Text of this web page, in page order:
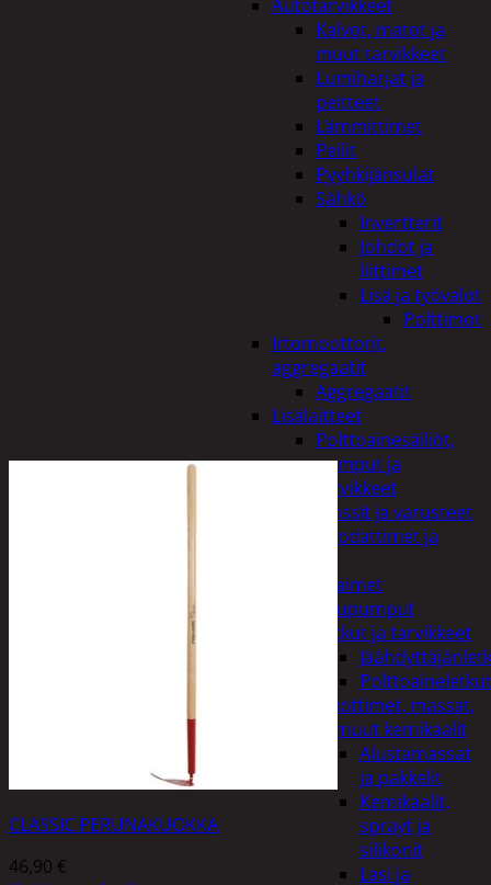
Autotarvikkeet
Kalvot, matot ja
muut tarvikkeet
Lumiharjat ja
peitteet
Lämmittimet
Peilit
Pyyhkijänsulat
Sähkö
Invertterit
Johdot ja
liittimet
Lisä ja työvalot
Polttimot
Irtomoottorit,
aggregaatit
Aggregaatit
Lisälaitteet
Polttoainesäiliöt,
pumput ja
tarvikkeet
Vinssit ja varusteet
Öljyt, suodattimet ja
Avaimet
Imupumput
Letkut ja tarvikkeet
Polttoaineletkut
Liuottimet, massat,
ja muut kemikaalit
Alustamassat
ja pakkelit
Kemikaalit,
sprayt ja
silikonit
Lasi ja
CLASSIC PERUNAKUOKKA
46,90 €